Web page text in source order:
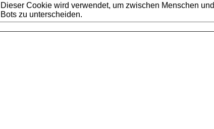
Dieser Cookie wird verwendet, um zwischen Menschen und
Bots zu unterscheiden.